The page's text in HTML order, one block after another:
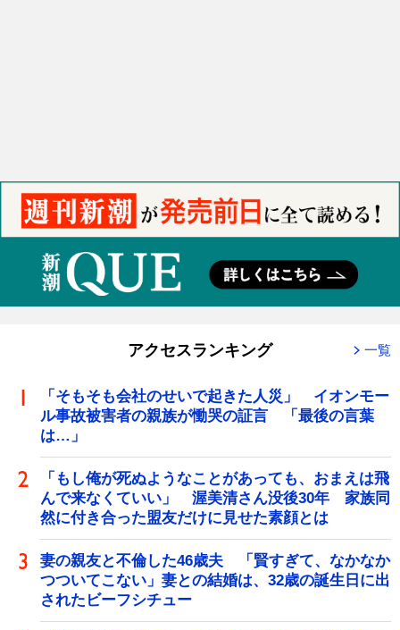
アクセスランキング 一覧
「そもそも会社のせいで起きた人災」 イオンモー
ル事故被害者の親族が慟哭の証言 「最後の言葉
は…」
「もし俺が死ぬようなことがあっても、おまえは飛
んで来なくていい」 渥美清さん没後30年 家族同
然に付き合った盟友だけに見せた素顔とは
妻の親友と不倫した46歳夫 「賢すぎて、なかなか
つついてこない」妻との結婚は、32歳の誕生日に出
されたビーフシチュー